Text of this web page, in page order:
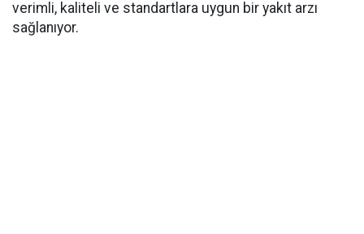
verimli, kaliteli ve standartlara uygun bir yakıt arzı
sağlanıyor.